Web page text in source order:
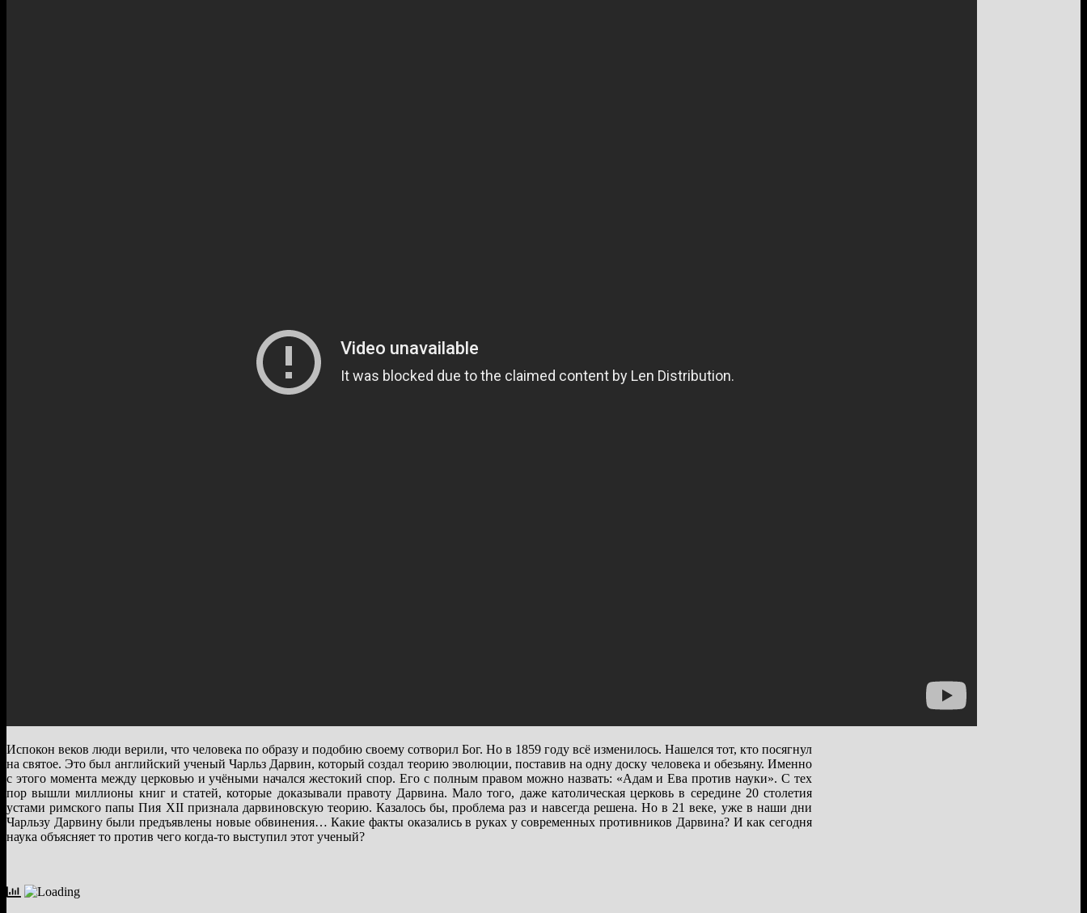
Испокон веков люди верили, что человека по образу и подобию своему сотворил Бог. Но в 1859 году всё изменилось. Нашелся тот, кто посягнул
на святое. Это был английский ученый Чарльз Дарвин, который создал теорию эволюции, поставив на одну доску человека и обезьяну. Именно
с этого момента между церковью и учёными начался жестокий спор. Его с полным правом можно назвать: «Адам и Ева против науки». С тех
пор вышли миллионы книг и статей, которые доказывали правоту Дарвина. Мало того, даже католическая церковь в середине 20 столетия
устами римского папы Пия XII признала дарвиновскую теорию. Казалось бы, проблема раз и навсегда решена. Но в 21 веке, уже в наши дни
Чарльзу Дарвину были предъявлены новые обвинения… Какие факты оказались в руках у современных противников Дарвина? И как сегодня
наука объясняет то против чего когда-то выступил этот ученый?